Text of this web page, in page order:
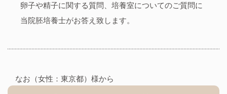
卵子や精子に関する質問、培養室についてのご質問に
当院胚培養士がお答え致します。
なお（女性：東京都）様から